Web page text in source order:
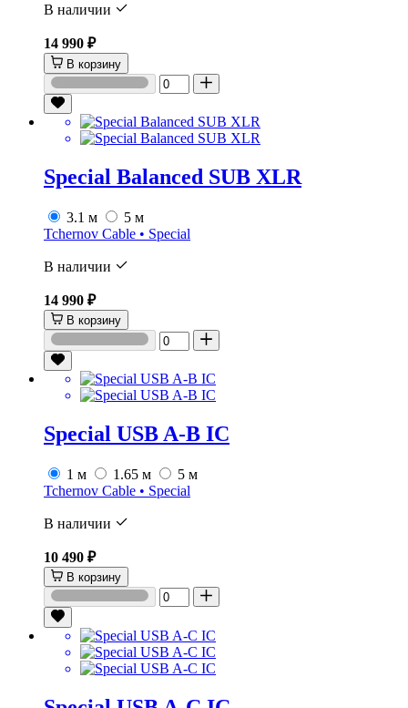
В наличии
14 990 ₽
В корзину
Special Balanced SUB XLR
3.1 м
5 м
Tchernov Cable • Special
В наличии
14 990 ₽
В корзину
Special USB A-B IC
1 м 1.65 м
5 м
Tchernov Cable • Special
В наличии
10 490 ₽
В корзину